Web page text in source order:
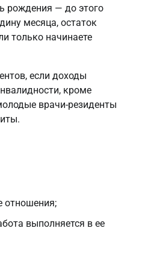
рождения — до этого
месяца, остаток
только начинаете
если доходы
кроме
врачи-резиденты
отношения;
выполняется в ее